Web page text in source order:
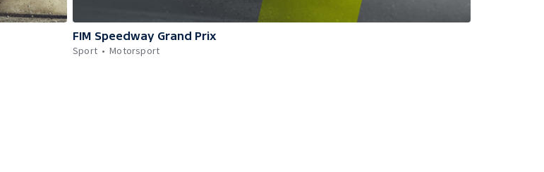
FIM Speedway Grand Prix
Sport
Motorsport